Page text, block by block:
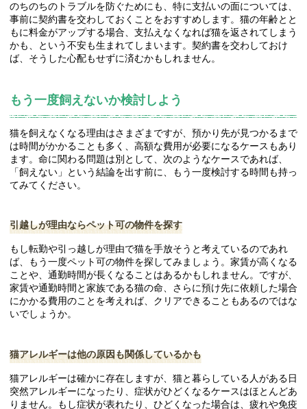
のちのちのトラブルを防ぐためにも、特に支払いの面については、
事前に契約書を交わしておくことをおすすめします。猫の年齢とと
もに料金がアップする場合、支払えなくなれば猫を返されてしまう
かも、という不安も生まれてしまいます。契約書を交わしておけ
ば、そうした心配もせずに済むかもしれません。
もう一度飼えないか検討しよう
猫を飼えなくなる理由はさまざまですが、預かり先が見つかるまで
は時間がかかることも多く、高額な費用が必要になるケースもあり
ます。命に関わる問題は別として、次のようなケースであれば、
「飼えない」という結論を出す前に、もう一度検討する時間も持っ
てみてください。
引越しが理由ならペット可の物件を探す
もし転勤や引っ越しが理由で猫を手放そうと考えているのであれ
ば、もう一度ペット可の物件を探してみましょう。家賃が高くなる
ことや、通勤時間が長くなることはあるかもしれません。ですが、
家賃や通勤時間と家族である猫の命、さらに預け先に依頼した場合
にかかる費用のことを考えれば、クリアできることもあるのではな
いでしょうか。
猫アレルギーは他の原因も関係しているかも
猫アレルギーは確かに存在しますが、猫と暮らしている人がある日
突然アレルギーになったり、症状がひどくなるケースはほとんどあ
りません。もし症状が表れたり、ひどくなった場合は、疲れや免疫